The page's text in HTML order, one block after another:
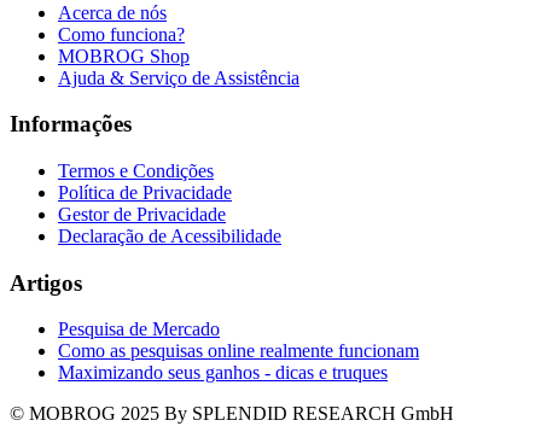
Acerca de nós
Como funciona?
MOBROG Shop
Ajuda & Serviço de Assistência
Informações
Termos e Condições
Política de Privacidade
Gestor de Privacidade
Declaração de Acessibilidade
Artigos
Pesquisa de Mercado
Como as pesquisas online realmente funcionam
Maximizando seus ganhos - dicas e truques
© MOBROG 2025 By SPLENDID RESEARCH GmbH